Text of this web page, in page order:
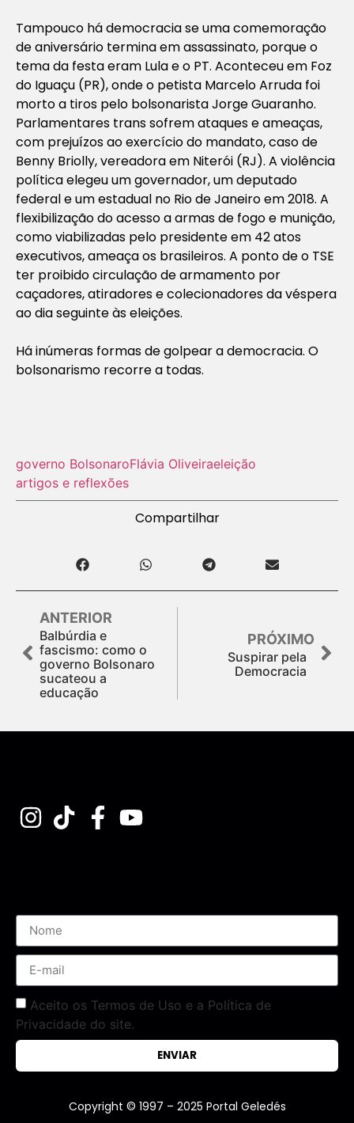
Tampouco há democracia se uma comemoração
de aniversário termina em assassinato, porque o
tema da festa eram Lula e o PT. Aconteceu em Foz
do Iguaçu (PR), onde o petista Marcelo Arruda foi
morto a tiros pelo bolsonarista Jorge Guaranho.
Parlamentares trans sofrem ataques e ameaças,
com prejuízos ao exercício do mandato, caso de
Benny Briolly, vereadora em Niterói (RJ). A violência
política elegeu um governador, um deputado
federal e um estadual no Rio de Janeiro em 2018. A
flexibilização do acesso a armas de fogo e munição,
como viabilizadas pelo presidente em 42 atos
executivos, ameaça os brasileiros. A ponto de o TSE
ter proibido circulação de armamento por
caçadores, atiradores e colecionadores da véspera
ao dia seguinte às eleições.
Há inúmeras formas de golpear a democracia. O
bolsonarismo recorre a todas.
governo BolsonaroFlávia Oliveiraeleição
artigos e reflexões
Compartilhar
ANTERIOR
Balbúrdia e
fascismo: como o
governo Bolsonaro
sucateou a
educação
PRÓXIMO
Suspirar pela
Democracia
Aceito os Termos de Uso e a Política de
Privacidade do site.
ENVIAR
Copyright © 1997 – 2025 Portal Geledés